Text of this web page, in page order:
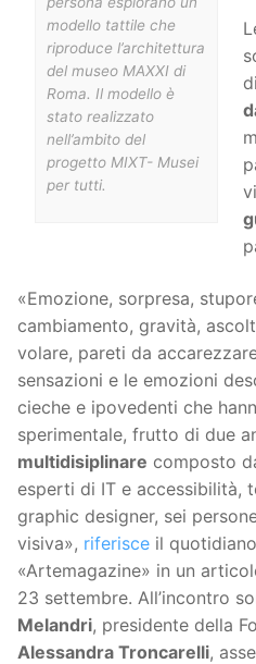
modello tattile che
riproduce l’architettura
del museo MAXXI di
Roma. Il modello è
stato realizzato
nell’ambito del
progetto MIXT- Musei
per tutti.
«Emozione, sorpresa,
cambiamento, gravità,
volare, pareti da
sensazioni e le emozioni
cieche e ipovedenti che
sperimentale, frutto di due
multidisiplinare composto
esperti di IT e accessibilità,
graphic designer, sei
visiva», riferisce il
«Artemagazine» in un
23 settembre. All’incontro
Melandri, presidente della
Alessandra Troncarelli,